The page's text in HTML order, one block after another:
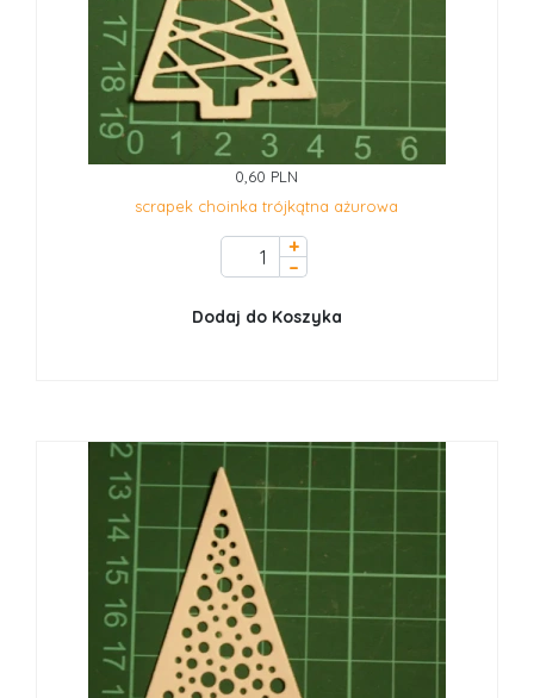
0,60 PLN
scrapek choinka trójkątna ażurowa
+
–
Dodaj do Koszyka